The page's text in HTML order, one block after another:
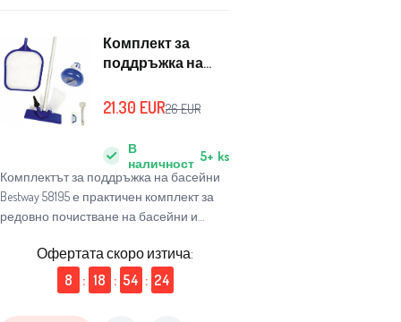
Комплект за
поддръжка на
58195
Комплектът за поддръжка на басейни
Bestway 58195 е практичен комплект за
редовно почистване на басейни и
В
наличност 5+ ks
21.30 EUR26EUR
Офертата скоро изтича:
8
: 18 : 54 : 23